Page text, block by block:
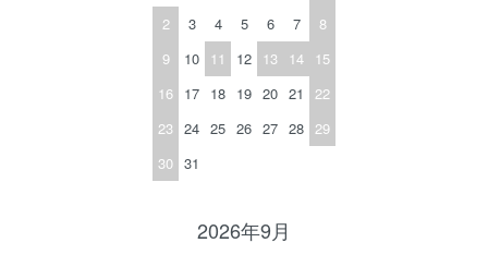
2
3 4 5 6 7
8
9
10 11 12 13 14
15
16 17 18 19 20 21
22
23 24 25 26 27 28 29
30 31
2026年9月